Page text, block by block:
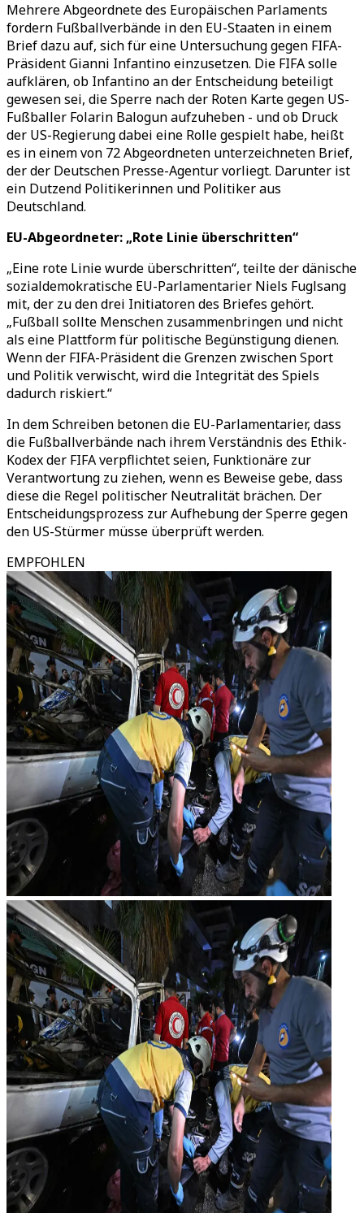
Mehrere Abgeordnete des Europäischen Parlaments
fordern Fußballverbände in den EU-Staaten in einem
Brief dazu auf, sich für eine Untersuchung gegen FIFA-
Präsident Gianni Infantino einzusetzen. Die FIFA solle
aufklären, ob Infantino an der Entscheidung beteiligt
gewesen sei, die Sperre nach der Roten Karte gegen US-
Fußballer Folarin Balogun aufzuheben - und ob Druck
der US-Regierung dabei eine Rolle gespielt habe, heißt
es in einem von 72 Abgeordneten unterzeichneten Brief,
der der Deutschen Presse-Agentur vorliegt. Darunter ist
ein Dutzend Politikerinnen und Politiker aus
Deutschland.
EU-Abgeordneter: „Rote Linie überschritten“
„Eine rote Linie wurde überschritten“, teilte der dänische
sozialdemokratische EU-Parlamentarier Niels Fuglsang
mit, der zu den drei Initiatoren des Briefes gehört.
„Fußball sollte Menschen zusammenbringen und nicht
als eine Plattform für politische Begünstigung dienen.
Wenn der FIFA-Präsident die Grenzen zwischen Sport
und Politik verwischt, wird die Integrität des Spiels
dadurch riskiert.“
In dem Schreiben betonen die EU-Parlamentarier, dass
die Fußballverbände nach ihrem Verständnis des Ethik-
Kodex der FIFA verpflichtet seien, Funktionäre zur
Verantwortung zu ziehen, wenn es Beweise gebe, dass
diese die Regel politischer Neutralität brächen. Der
Entscheidungsprozess zur Aufhebung der Sperre gegen
den US-Stürmer müsse überprüft werden.
EMPFOHLEN